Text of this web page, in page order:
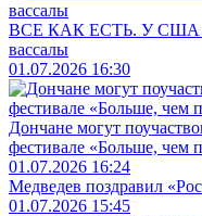
ВСЕ КАК ЕСТЬ. У США
вассалы
01.07.2026 16:30
Дончане могут
фестивале «Больше, чем
01.07.2026 16:24
Медведев поздравил
01.07.2026 15:45